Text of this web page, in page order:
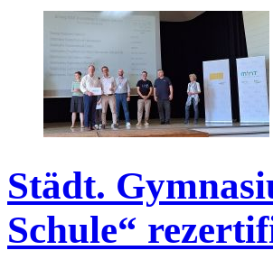
Städt.
Schule“